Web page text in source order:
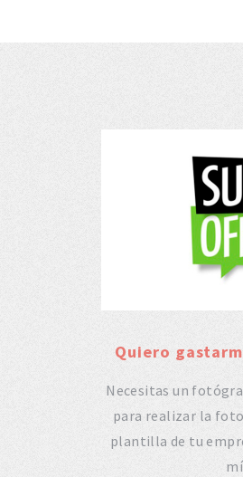
Quiero
Necesitas un
para realizar la
plantilla de tu